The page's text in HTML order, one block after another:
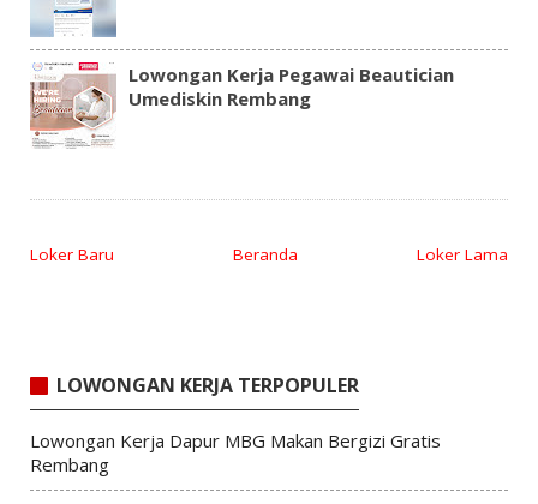
Lowongan Kerja Pegawai Beautician
Umediskin Rembang
Loker Baru Loker Lama
Beranda
LOWONGAN KERJA TERPOPULER
Lowongan Kerja Dapur MBG Makan Bergizi Gratis
Rembang